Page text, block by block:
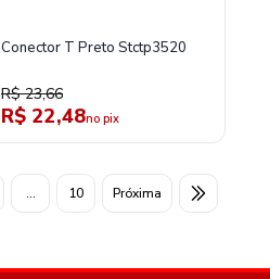
Conector T Preto Stctp3520
R$ 23,66
R$ 22,48no pix
... 10 Próxima